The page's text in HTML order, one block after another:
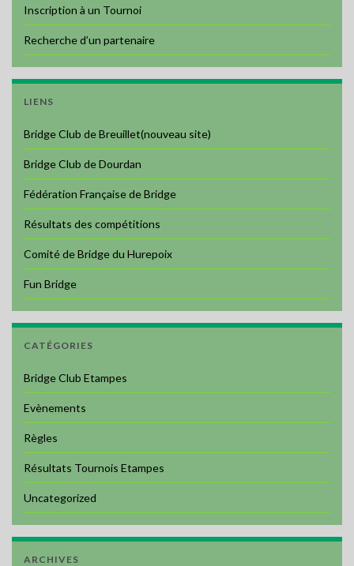
Inscription à un Tournoi
Recherche d’un partenaire
LIENS
Bridge Club de Breuillet(nouveau site)
Bridge Club de Dourdan
Fédération Française de Bridge
Résultats des compétitions
Comité de Bridge du Hurepoix
Fun Bridge
CATÉGORIES
Bridge Club Etampes
Evènements
Règles
Résultats Tournois Etampes
Uncategorized
ARCHIVES